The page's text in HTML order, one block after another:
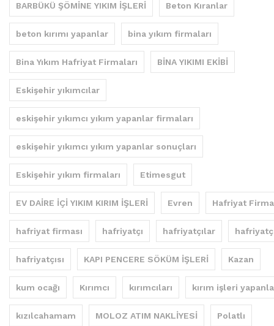
BARBÜKÜ ŞÖMİNE YIKIM İŞLERİ Beton Kıranlar
beton kırımı yapanlar bina yıkım firmaları
Bina Yıkım Hafriyat Firmaları BİNA YIKIMI EKİBİ
Eskişehir yıkımcılar
eskişehir yıkımcı yıkım yapanlar firmaları
eskişehir yıkımcı yıkım yapanlar sonuçları
Eskişehir yıkım firmaları Etimesgut
EV DAİRE İÇİ YIKIM KIRIM İŞLERİ Evren Hafriyat
hafriyat firması hafriyatçı hafriyatçılar
hafriyatçısı KAPI PENCERE SÖKÜM İŞLERİ Kazan
kum ocağı Kırımcı kırımcıları kırım işleri
kızılcahamam MOLOZ ATIM NAKLİYESİ Polatlı